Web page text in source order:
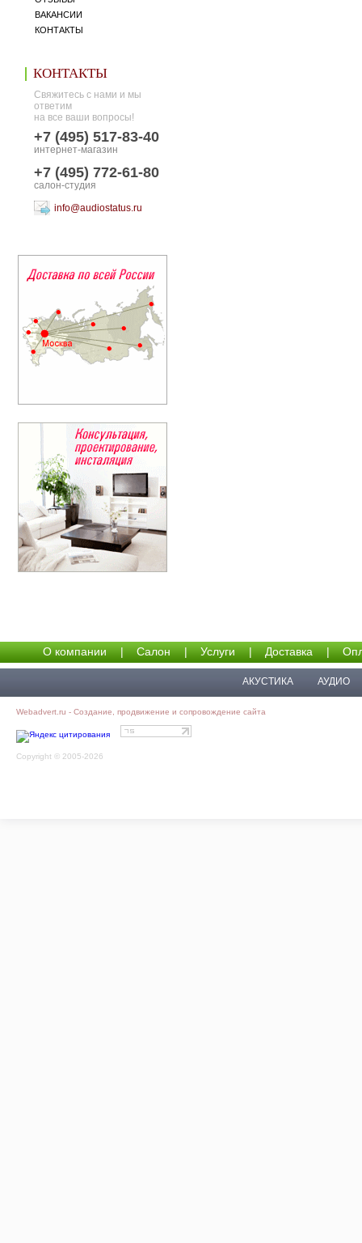
ВАКАНСИИ
КОНТАКТЫ
КОНТАКТЫ
Свяжитесь с нами и мы
ответим
на все ваши вопросы!
+7 (495) 517-83-40
интернет-магазин
+7 (495) 772-61-80
салон-студия
info@audiostatus.ru
О компании | Салон | Услуги | Доставка |
АКУСТИКА АУДИО
Webadvert.ru - Создание, продвижение и сопровождение сайта
Copyright © 2005-2026